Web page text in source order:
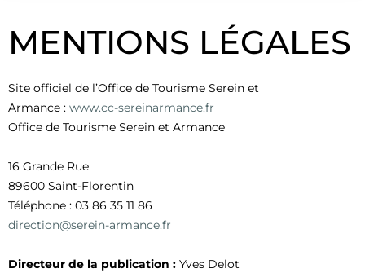
MENTIONS LÉGALES
Site officiel de l’Office de Tourisme Serein et
Armance : www.cc-sereinarmance.fr
Office de Tourisme Serein et Armance
16 Grande Rue
89600 Saint-Florentin
Téléphone : 03 86 35 11 86
direction@serein-armance.fr
Directeur de la publication : Yves Delot